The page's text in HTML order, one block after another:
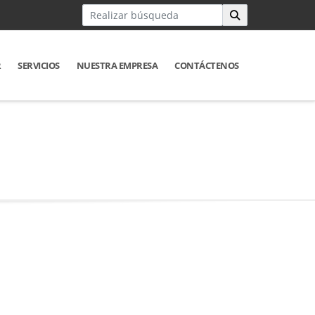
SERVICIOS NUESTRA EMPRESA CONTÁCTENOS